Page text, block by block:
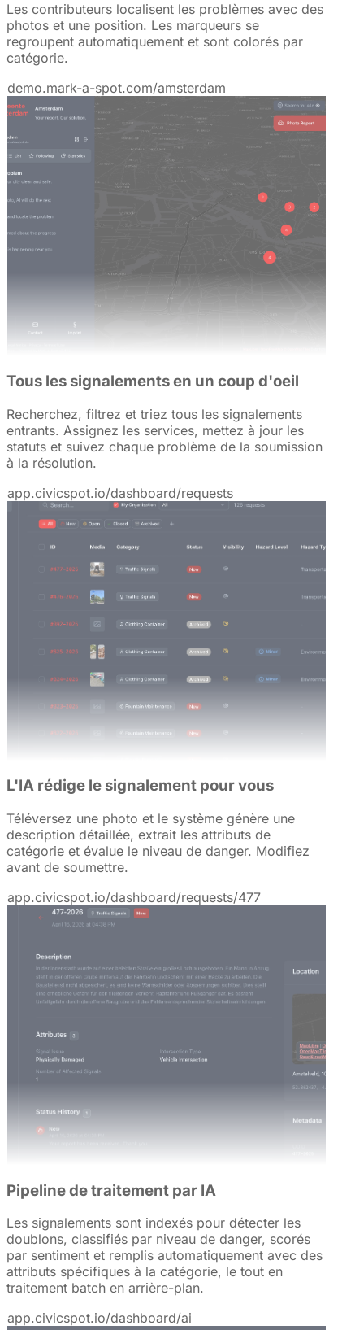
Les contributeurs localisent les problèmes avec des
photos et une position. Les marqueurs se
regroupent automatiquement et sont colorés par
catégorie.
demo.mark-a-spot.com/amsterdam
Tous les signalements en un coup d'oeil
Recherchez, filtrez et triez tous les signalements
entrants. Assignez les services, mettez à jour les
statuts et suivez chaque problème de la soumission
à la résolution.
app.civicspot.io/dashboard/requests
L'IA rédige le signalement pour vous
Téléversez une photo et le système génère une
description détaillée, extrait les attributs de
catégorie et évalue le niveau de danger. Modifiez
avant de soumettre.
app.civicspot.io/dashboard/requests/477
Pipeline de traitement par IA
Les signalements sont indexés pour détecter les
doublons, classifiés par niveau de danger, scorés
par sentiment et remplis automatiquement avec des
attributs spécifiques à la catégorie, le tout en
traitement batch en arrière-plan.
app.civicspot.io/dashboard/ai